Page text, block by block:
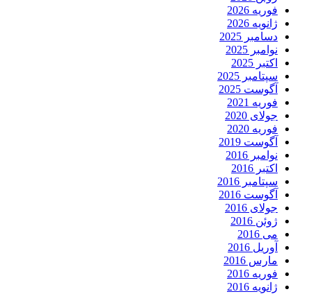
فوریه 2026
ژانویه 2026
دسامبر 2025
نوامبر 2025
اکتبر 2025
سپتامبر 2025
آگوست 2025
فوریه 2021
جولای 2020
فوریه 2020
آگوست 2019
نوامبر 2016
اکتبر 2016
سپتامبر 2016
آگوست 2016
جولای 2016
ژوئن 2016
می 2016
آوریل 2016
مارس 2016
فوریه 2016
ژانویه 2016